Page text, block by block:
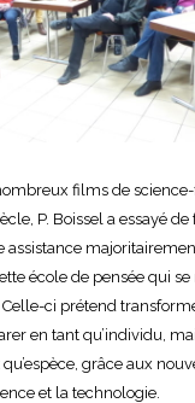
films de
P. Boissel a essayé de
école de pensée qui
ci prétend
en tant qu’individu,
qu’espèce, grâce aux
et la technologie.